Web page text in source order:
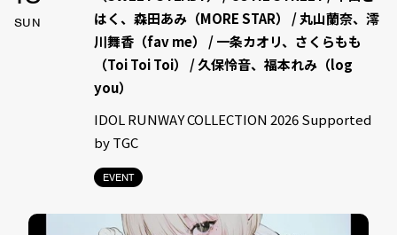
SUN
EVENT
はく、森田あみ（MORE STAR） / 丸山蘭奈、澪
川舞香（fav me） / 一条カオリ、さくらもも
（Toi Toi Toi） / 久保怜音、福本れみ（log
you）
IDOL RUNWAY COLLECTION 2026 Supported
by TGC